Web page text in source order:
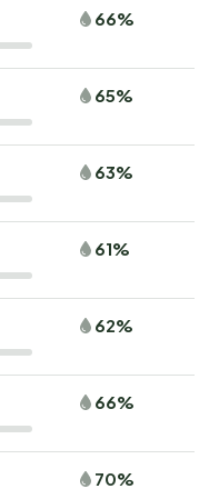
66%
65%
63%
61%
62%
66%
70%